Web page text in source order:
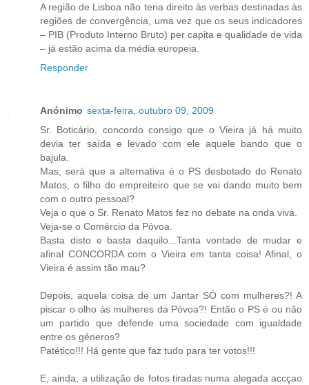
A região de Lisboa não teria direito às verbas destinadas às
regiões de convergência, uma vez que os seus indicadores
– PIB (Produto Interno Bruto) per capita e qualidade de vida
– já estão acima da média europeia.
Responder
Anónimo sexta-feira, outubro 09, 2009
Sr. Boticário, concordo consigo que o Vieira já há muito
devia ter saída e levado com ele aquele bando que o
bajula.
Mas, será que a alternativa é o PS desbotado do Renato
Matos, o filho do empreiteiro que se vai dando muito bem
com o outro pessoal?
Veja o que o Sr. Renato Matos fez no debate na onda viva.
Veja-se o Comércio da Póvoa.
Basta disto e basta daquilo...Tanta vontade de mudar e
afinal CONCORDA com o Vieira em tanta coisa! Afinal, o
Vieira é assim tão mau?
Depois, aquela coisa de um Jantar SÓ com mulheres?! A
piscar o olho às mulheres da Póvoa?! Então o PS é ou não
um partido que defende uma sociedade com igualdade
entre os géneros?
Patético!!! Há gente que faz tudo para ter votos!!!
E, ainda, a utilização de fotos tiradas numa alegada accçao